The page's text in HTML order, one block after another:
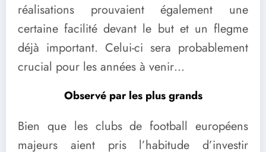
réalisations prouvaient également une
certaine facilité devant le but et un flegme
déjà important. Celui-ci sera probablement
crucial pour les années à venir…
Observé par les plus grands
Bien que les clubs de football européens
majeurs aient pris l’habitude d’investir